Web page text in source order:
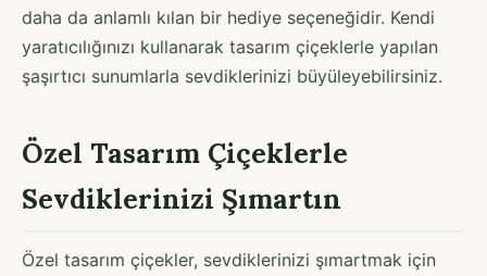
daha da anlamlı kılan bir hediye seçeneğidir. Kendi
yaratıcılığınızı kullanarak tasarım çiçeklerle yapılan
şaşırtıcı sunumlarla sevdiklerinizi büyüleyebilirsiniz.
Özel Tasarım Çiçeklerle
Sevdiklerinizi Şımartın
Özel tasarım çiçekler, sevdiklerinizi şımartmak için